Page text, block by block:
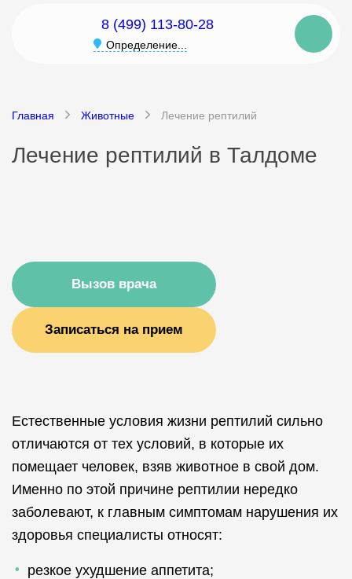
8 (499) 113-80-28
Определение...
Главная Животные Лечение рептилий
Лечение рептилий в Талдоме
Вызов врача
Записаться на прием
Естественные условия жизни рептилий сильно
отличаются от тех условий, в которые их
помещает человек, взяв животное в свой дом.
Именно по этой причине рептилии нередко
заболевают, к главным симптомам нарушения их
здоровья специалисты относят:
резкое ухудшение аппетита;